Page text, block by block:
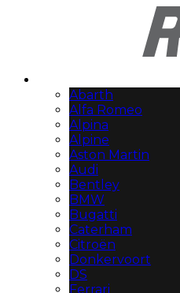
Abarth
Alfa Romeo
Alpina
Alpine
Aston Martin
Audi
Bentley
BMW
Bugatti
Caterham
Citroën
Donkervoort
DS
Ferrari